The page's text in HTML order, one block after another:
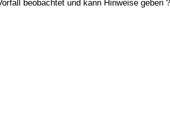
beobachtet und kann Hinweise geben